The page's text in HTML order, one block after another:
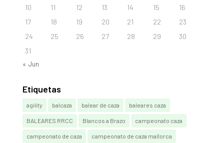
10
11 12 13 14 15
16
17
18 19 20 21 22
23
24
25 26 27 28 29
30
31
« Jun
Etiquetas
agility balcaza balear de caza baleares caza
BALEARES RRCC Blancos a Brazo campeonato caza
campeonato de caza campeonato de caza mallorca